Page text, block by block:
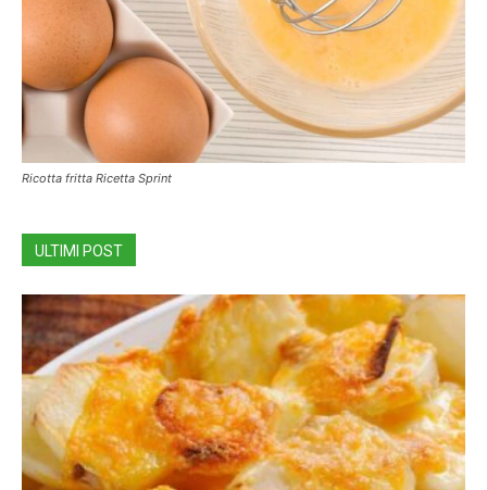
Ricotta fritta Ricetta Sprint
ULTIMI POST